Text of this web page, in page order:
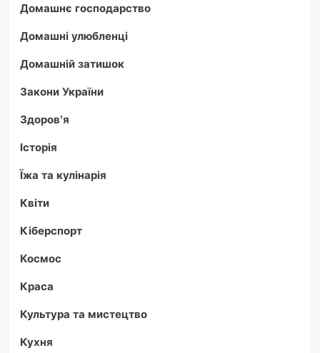
Домашнє господарство
Домашні улюбленці
Домашній затишок
Закони України
Здоров'я
Історія
Їжа та кулінарія
Квіти
Кіберспорт
Космос
Краса
Культура та мистецтво
Кухня